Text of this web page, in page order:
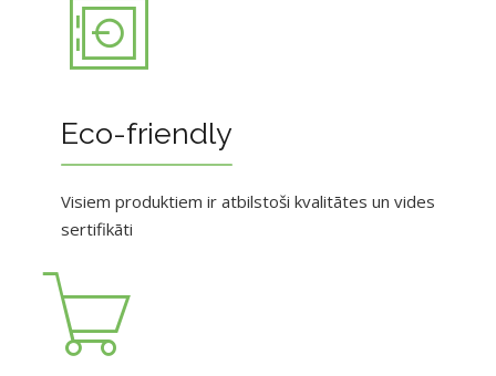
Eco-friendly
Visiem produktiem ir atbilstoši kvalitātes un vides
sertifikāti